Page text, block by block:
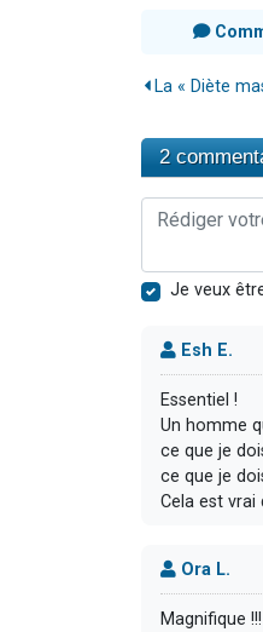
La « Diète
2
Je veux
Esh E.
Essentiel !
Un homme
ce que je
ce que je
Cela est vrai
Ora L.
Magnifique !!!